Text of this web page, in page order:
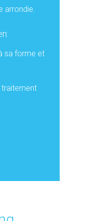
arrondie.
sa forme et